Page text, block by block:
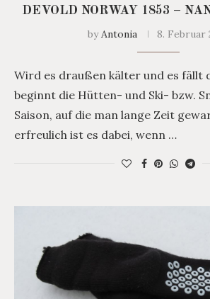
DEVOLD NORWAY 1853 –
byAntonia 8. Februar
Wird es draußen kälter und es fällt
beginnt die Hütten- und Ski- bzw.
Saison, auf die man lange Zeit
erfreulich ist es dabei, wenn …